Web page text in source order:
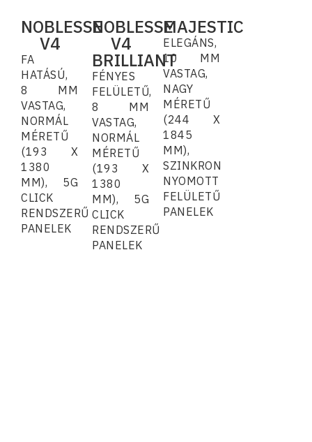
NOBLESSE
V4
FA
HATÁSÚ,
8 MM
VASTAG,
NORMÁL
MÉRETŰ
(193 X
1380
MM), 5G
CLICK
RENDSZERŰ
PANELEK
NOBLESSE
V4
BRILLIANT
FÉNYES
FELÜLETŰ,
8 MM
VASTAG,
NORMÁL
MÉRETŰ
(193 X
1380
MM), 5G
CLICK
RENDSZERŰ
PANELEK
MAJESTIC
ELEGÁNS,
10 MM
VASTAG,
NAGY
MÉRETŰ
(244 X
1845
MM),
SZINKRON
NYOMOTT
FELÜLETŰ
PANELEK